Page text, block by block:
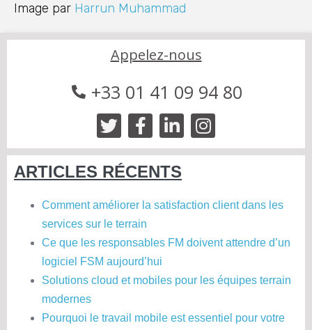
Image par Harrun Muhammad
Appelez-nous
+33 01 41 09 94 80
ARTICLES RÉCENTS
Comment améliorer la satisfaction client dans les
services sur le terrain
Ce que les responsables FM doivent attendre d’un
logiciel FSM aujourd’hui
Solutions cloud et mobiles pour les équipes terrain
modernes
Pourquoi le travail mobile est essentiel pour votre